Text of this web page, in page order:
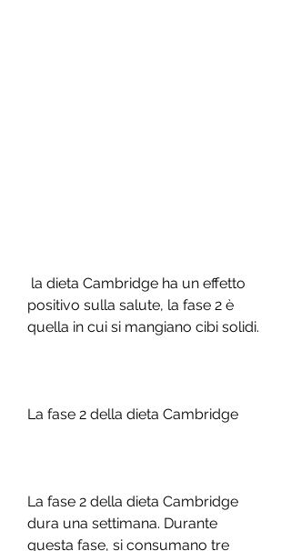
positivo sulla salute, la fase 2 è
quella in cui si mangiano cibi solidi.
La fase 2 della dieta Cambridge
La fase 2 della dieta Cambridge
dura una settimana. Durante
questa fase, si consumano tre